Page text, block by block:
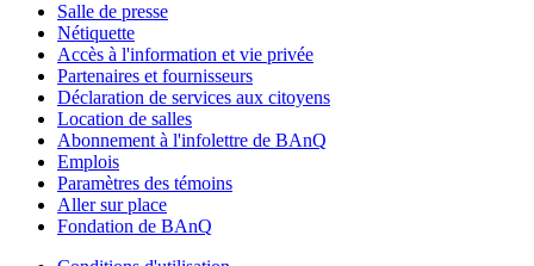
Salle de presse
Nétiquette
Accès à l'information et vie privée
Partenaires et fournisseurs
Déclaration de services aux citoyens
Location de salles
Abonnement à l'infolettre de BAnQ
Emplois
Paramètres des témoins
Aller sur place
Fondation de BAnQ